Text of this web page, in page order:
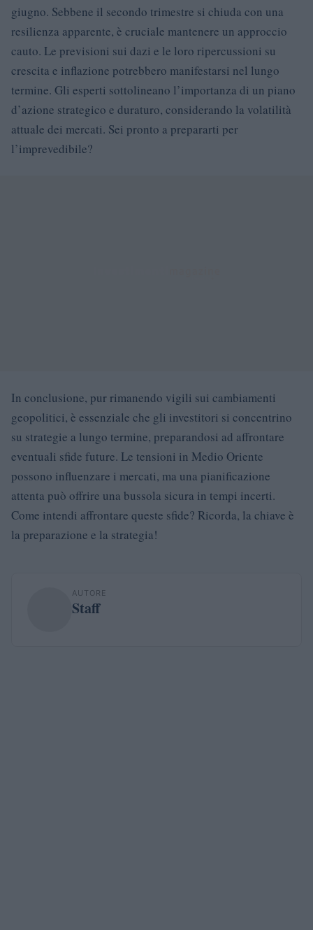
giugno. Sebbene il secondo trimestre si chiuda con una
resilienza apparente, è cruciale mantenere un approccio
cauto. Le previsioni sui dazi e le loro ripercussioni su
crescita e inflazione potrebbero manifestarsi nel lungo
termine. Gli esperti sottolineano l’importanza di un piano
d’azione strategico e duraturo, considerando la volatilità
attuale dei mercati. Sei pronto a prepararti per
l’imprevedibile?
In conclusione, pur rimanendo vigili sui cambiamenti
geopolitici, è essenziale che gli investitori si concentrino
su strategie a lungo termine, preparandosi ad affrontare
eventuali sfide future. Le tensioni in Medio Oriente
possono influenzare i mercati, ma una pianificazione
attenta può offrire una bussola sicura in tempi incerti.
Come intendi affrontare queste sfide? Ricorda, la chiave è
la preparazione e la strategia!
AUTORE
Staff